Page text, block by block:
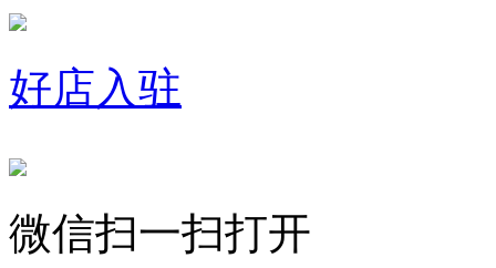
好店入驻
微信扫一扫打开